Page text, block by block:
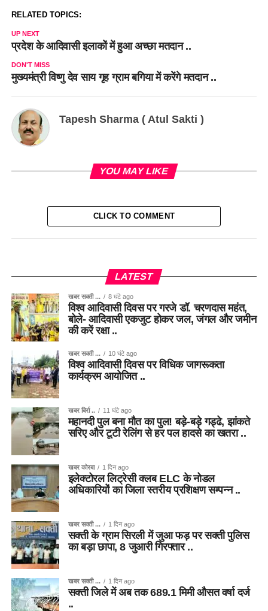
RELATED TOPICS:
UP NEXT
प्रदेश के आदिवासी इलाकों में हुआ अच्छा मतदान ..
DON'T MISS
मुख्यमंत्री विष्णु देव साय गृह ग्राम बगिया में करेंगे मतदान ..
Tapesh Sharma ( Atul Sakti )
YOU MAY LIKE
CLICK TO COMMENT
LATEST
खबर सक्ती ... 8 घंटे ago
विश्व आदिवासी दिवस पर गरजे डॉ. चरणदास महंत,
बोले- आदिवासी एकजुट होकर जल, जंगल और जमीन
की करें रक्षा ..
खबर सक्ती ... 10 घंटे ago
विश्व आदिवासी दिवस पर विधिक जागरूकता
कार्यक्रम आयोजित ..
खबर बिर्रा .. 11 घंटे ago
महानदी पुल बना मौत का पुल! बड़े-बड़े गड्ढे, झांकते
सरिए और टूटी रेलिंग से हर पल हादसे का खतरा ..
खबर कोरबा 1 दिन ago
इलेक्टोरल लिट्रेसी क्लब ELC के नोडल
अधिकारियों का जिला स्तरीय प्रशिक्षण सम्पन्न ..
खबर सक्ती ... 1 दिन ago
सक्ती के ग्राम सिरली में जुआ फड़ पर सक्ती पुलिस
का बड़ा छापा, 8 जुआरी गिरफ्तार ..
खबर सक्ती ... 1 दिन ago
सक्ती जिले में अब तक 689.1 मिमी औसत वर्षा दर्ज
..